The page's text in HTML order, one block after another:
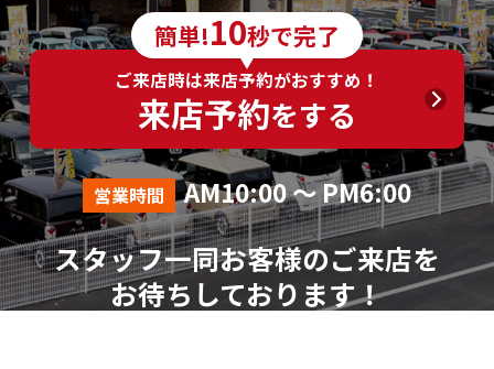
簡単!10秒で完了
ご来店時は来店予約がおすすめ！
来店予約をする
営業時間 AM10:00 ～ PM6:00
スタッフ一同お客様のご来店を
お待ちしております！